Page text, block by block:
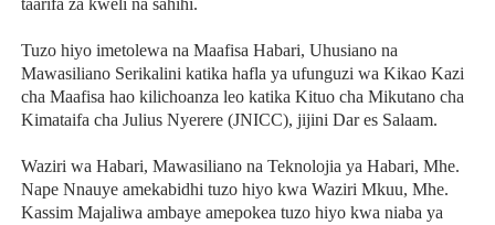
taarifa za kweli na sahihi.
Tuzo hiyo imetolewa na Maafisa Habari, Uhusiano na
Mawasiliano Serikalini katika hafla ya ufunguzi wa Kikao Kazi
cha Maafisa hao kilichoanza leo katika Kituo cha Mikutano cha
Kimataifa cha Julius Nyerere (JNICC), jijini Dar es Salaam.
Waziri wa Habari, Mawasiliano na Teknolojia ya Habari, Mhe.
Nape Nnauye amekabidhi tuzo hiyo kwa Waziri Mkuu, Mhe.
Kassim Majaliwa ambaye amepokea tuzo hiyo kwa niaba ya